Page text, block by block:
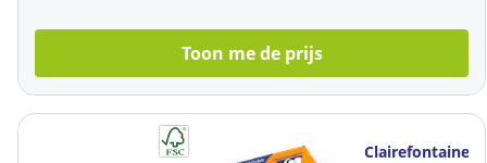
Toon me de prijs
Clairefontaine